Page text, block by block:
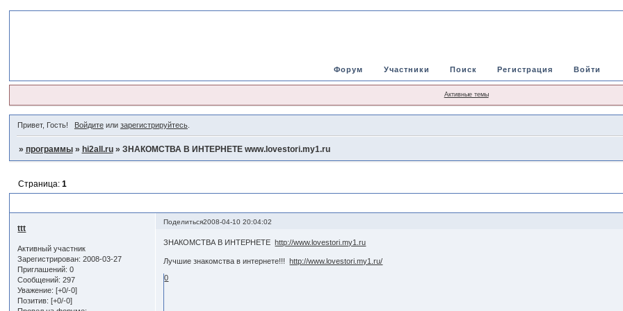
Форум Участники Поиск Регистрация Войти
Активные темы
Привет, Гость! Войдитеили зарегистрируйтесь.
» программы » hi2all.ru » ЗНАКОМСТВА В ИНТЕРНЕТЕ www.lovestori.my1.ru
Страница: 1
Поделиться2008-04-10 20:04:02
ttt
Активный участник
Зарегистрирован: 2008-03-27
Приглашений: 0
Сообщений: 297
Уважение: [+0/-0]
Позитив: [+0/-0]
ЗНАКОМСТВА В ИНТЕРНЕТЕ http://www.lovestori.my1.ru
Лучшие знакомства в интернете!!! http://www.lovestori.my1.ru/
0